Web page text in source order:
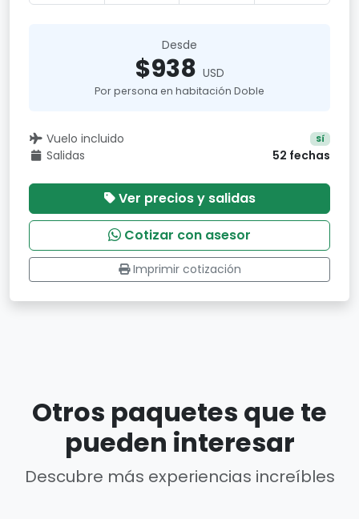
Desde
$938 USD
Por persona en habitación Doble
Vuelo incluido Sí
Salidas 52 fechas
Ver precios y salidas
Cotizar con asesor
Imprimir cotización
Otros paquetes que te
pueden interesar
Descubre más experiencias increíbles